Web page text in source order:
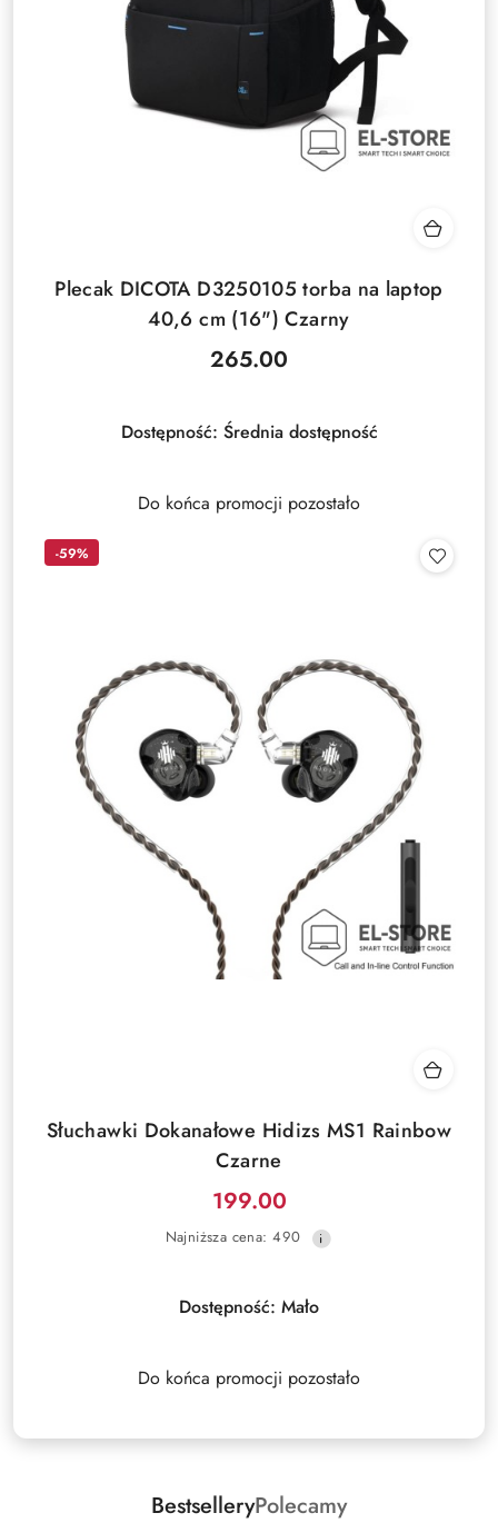
Plecak DICOTA D3250105 torba na laptop
40,6 cm (16") Czarny
Cena:
265.00
Dostępność: Średnia dostępność
Do końca promocji pozostało
Słuchawki Dokanałowe Hidizs MS1 Rainbow
Czarne
Cena
promocyjna:
199.00
Najniższa
30
dni
Najniższa cena: 490
-59%
Dostępność: Mało
Do końca promocji pozostało
BestselleryPolecamy